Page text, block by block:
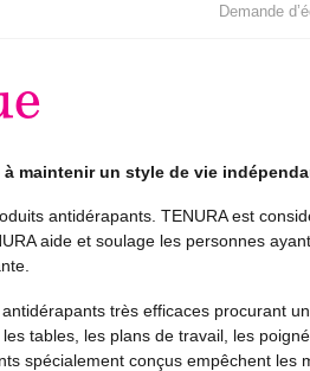
Demande
maintenir un style de vie
antidérapants. TENURA est
aide et soulage les personnes
très efficaces procurant
tables, les plans de travail, les
spécialement conçus empêchent les